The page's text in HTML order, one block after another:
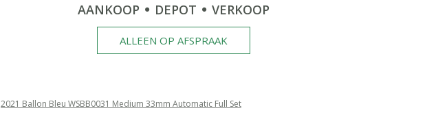
AANKOOP DEPOT VERKOOP
ALLEEN OP AFSPRAAK
2021 Ballon Bleu WSBB0031 Medium 33mm Automatic Full Set